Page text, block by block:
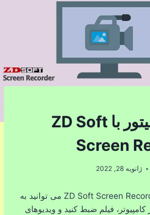
ضبط مانیتور با ZD Soft
Screen
ژانویه 28, 2022
با نرم افزار ZD Soft Screen Recorder می توانید به
کامپیوتر، فیلم ضبط کنید و ویدیوهای